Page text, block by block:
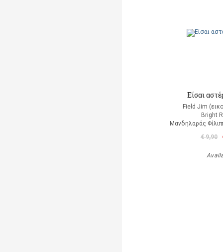
Είσαι
Field Jim
Bright
Μανδηλαράς
€ 9,90